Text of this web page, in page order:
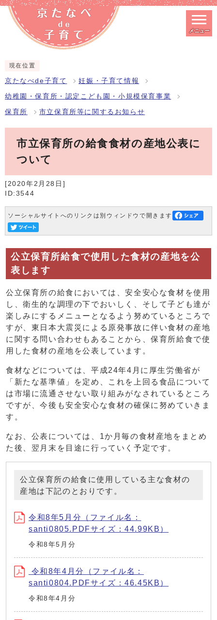
スマートフォン表示用の情報をスキップ
メニュー
現在位置
京たなべde子育て 妊娠・子育て情報
幼稚園・保育所・認定こども園・小規模保育事業
保育所 市立保育所等に関するお知らせ
市立保育所の給食食材の産地公表に
ついて
[2020年2月28日]
ID:3544
ソーシャルサイトへのリンクは別ウィンドウで開きます
公立保育所給食で使用した食材の産地を公
表します
公立保育所の給食においては、安全安心な食材を使用
し、衛生的な調理の下でおいしく、そして子ども達が
楽しみにするメニューとなるよう努めているところで
すが、東日本大震災による原発事故に伴い食材の産地
に関する問い合わせもあることから、保育所給食で使
用した食材の産地を公表しています。
食材などについては、平成24年4月に厚生労働省が
「新たな基準値」を定め、これを上回る食品について
は市場に流通させない取り組みがなされているところ
ですが、今後も安全安心な食材の確保に努めていきま
す。
なお、公表については、1か月毎の食材産地をまとめ
た後、翌月末を目途に行っていく予定です。
公立保育所の給食に使用している主な食材の
産地は下記のとおりです。
令和8年5月分（ファイル名：
santi0805.PDFサイズ：44.99KB）
令和8年5月分
令和8年4月分（ファイル名：
santi0804.PDFサイズ：46.45KB）
令和8年4月分